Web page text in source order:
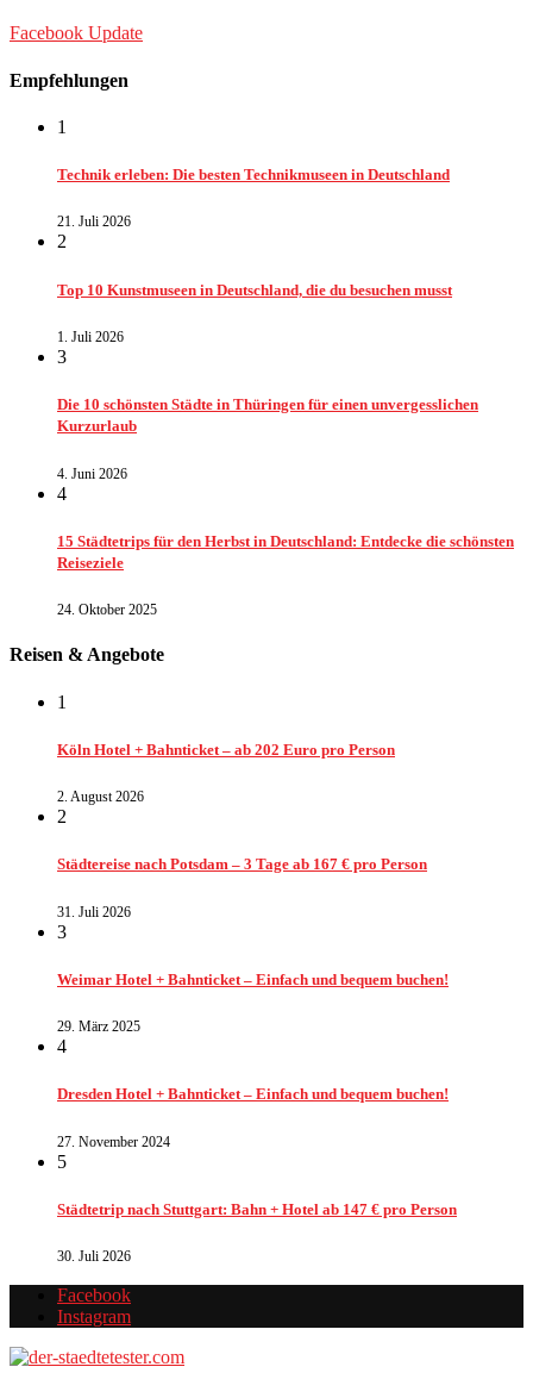
Facebook Update
Empfehlungen
1
Technik erleben: Die besten Technikmuseen in Deutschland
21. Juli 2026
2
Top 10 Kunstmuseen in Deutschland, die du besuchen musst
1. Juli 2026
3
Die 10 schönsten Städte in Thüringen für einen unvergesslichen
Kurzurlaub
4. Juni 2026
4
15 Städtetrips für den Herbst in Deutschland: Entdecke die schönsten
Reiseziele
24. Oktober 2025
Reisen & Angebote
1
Köln Hotel + Bahnticket – ab 202 Euro pro Person
2. August 2026
2
Städtereise nach Potsdam – 3 Tage ab 167 € pro Person
31. Juli 2026
3
Weimar Hotel + Bahnticket – Einfach und bequem buchen!
29. März 2025
4
Dresden Hotel + Bahnticket – Einfach und bequem buchen!
27. November 2024
5
Städtetrip nach Stuttgart: Bahn + Hotel ab 147 € pro Person
30. Juli 2026
Facebook
Instagram